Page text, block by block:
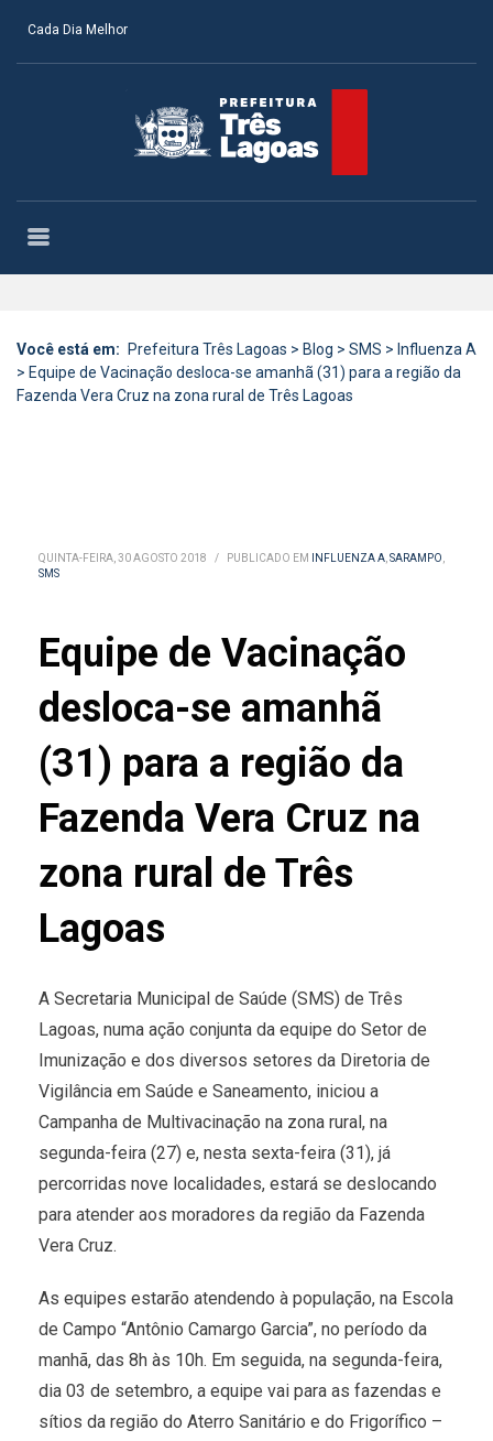
Cada Dia Melhor
Você está em: Prefeitura Três Lagoas > Blog > SMS > Influenza A
> Equipe de Vacinação desloca-se amanhã (31) para a região da
Fazenda Vera Cruz na zona rural de Três Lagoas
QUINTA-FEIRA, 30 AGOSTO 2018 / PUBLICADO EM INFLUENZA A,SARAMPO,
SMS
Equipe de Vacinação
desloca-se amanhã
(31) para a região da
Fazenda Vera Cruz na
zona rural de Três
Lagoas
A Secretaria Municipal de Saúde (SMS) de Três
Lagoas, numa ação conjunta da equipe do Setor de
Imunização e dos diversos setores da Diretoria de
Vigilância em Saúde e Saneamento, iniciou a
Campanha de Multivacinação na zona rural, na
segunda-feira (27) e, nesta sexta-feira (31), já
percorridas nove localidades, estará se deslocando
para atender aos moradores da região da Fazenda
Vera Cruz.
As equipes estarão atendendo à população, na Escola
de Campo “Antônio Camargo Garcia”, no período da
manhã, das 8h às 10h. Em seguida, na segunda-feira,
dia 03 de setembro, a equipe vai para as fazendas e
sítios da região do Aterro Sanitário e do Frigorífico –